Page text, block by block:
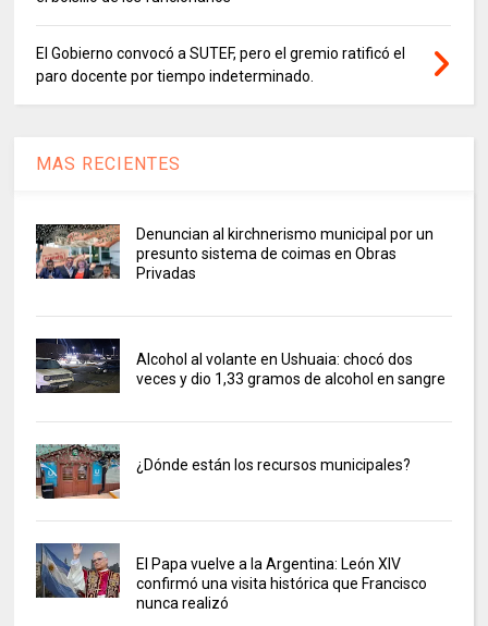
El Gobierno convocó a SUTEF, pero el gremio ratificó el
paro docente por tiempo indeterminado.
MAS RECIENTES
Denuncian al kirchnerismo municipal por un
presunto sistema de coimas en Obras
Privadas
Alcohol al volante en Ushuaia: chocó dos
veces y dio 1,33 gramos de alcohol en sangre
¿Dónde están los recursos municipales?
El Papa vuelve a la Argentina: León XIV
confirmó una visita histórica que Francisco
nunca realizó